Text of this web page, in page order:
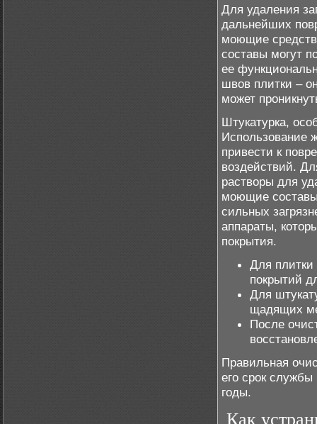
Для удаления
дальнейших
моющие
составы могут
ее
швов плитки –
может
Штукатурка,
Использование
привести к
воздействий.
растворы для
моющие
сильных
аппараты,
покрытия.
Для
покрытий
Для
щадящих
После
Правильная
его срок
годы.
Как